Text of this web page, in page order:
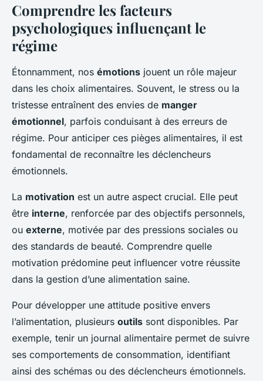
Comprendre les facteurs
psychologiques influençant le
régime
Étonnamment, nos émotions jouent un rôle majeur
dans les choix alimentaires. Souvent, le stress ou la
tristesse entraînent des envies de manger
émotionnel, parfois conduisant à des erreurs de
régime. Pour anticiper ces pièges alimentaires, il est
fondamental de reconnaître les déclencheurs
émotionnels.
La motivation est un autre aspect crucial. Elle peut
être interne, renforcée par des objectifs personnels,
ou externe, motivée par des pressions sociales ou
des standards de beauté. Comprendre quelle
motivation prédomine peut influencer votre réussite
dans la gestion d’une alimentation saine.
Pour développer une attitude positive envers
l’alimentation, plusieurs outils sont disponibles. Par
exemple, tenir un journal alimentaire permet de suivre
ses comportements de consommation, identifiant
ainsi des schémas ou des déclencheurs émotionnels.